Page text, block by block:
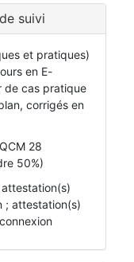
suivi
et pratiques)
en E-
de cas pratique
corrigés en
28
50%)
; attestation(s)